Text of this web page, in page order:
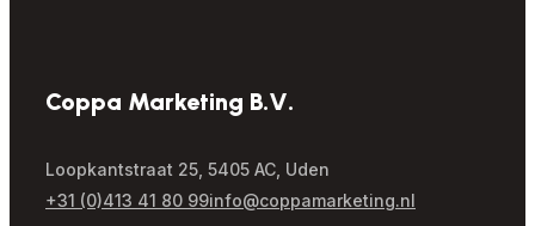
Coppa Marketing B.V.
Loopkantstraat 25, 5405 AC, Uden
+31 (0)413 41 80 99info@coppamarketing.nl